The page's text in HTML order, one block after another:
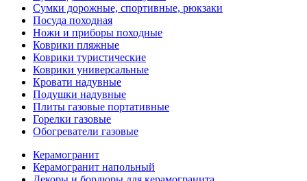
Сумки дорожные, спортивные, рюкзаки
Посуда походная
Ножи и приборы походные
Коврики пляжные
Коврики туристические
Коврики универсальные
Кровати надувные
Подушки надувные
Плиты газовые портативные
Горелки газовые
Обогреватели газовые
Керамогранит
Керамогранит напольный